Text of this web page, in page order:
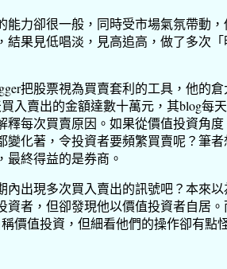
能力卻很一般，同時受市場氣氛帶動，
結果見低唱淡，見高追高，做了多次「
把股票視為買賣套利的工具，他的倉
入賣出的金額達數十萬元，其blog每
釋每次買賣原因。如果從價值投資角度
變化著，令投資者要頻繁買賣呢？筆者
最終得益的是券商。
內出現多次買入賣出的訊號吧？本來以
資者，但卻發現他以價值投資者自居。
價值投資，但細看他們的操作卻有點